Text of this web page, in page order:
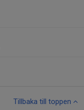
Tillbaka till toppen